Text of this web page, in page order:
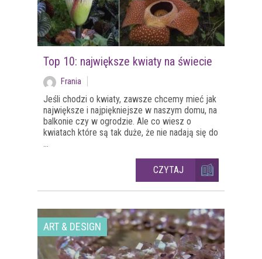
Top 10: największe kwiaty na świecie
Frania
Jeśli chodzi o kwiaty, zawsze chcemy mieć jak
największe i najpiękniejsze w naszym domu, na
balkonie czy w ogrodzie. Ale co wiesz o
kwiatach które są tak duże, że nie nadają się do
...
CZYTAJ
ART & DESIGN